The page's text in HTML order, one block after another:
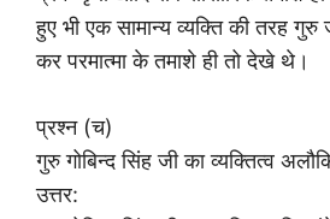
हुए भी एक सामान्य व्यक्ति की तरह
कर परमात्मा के तमाशे ही तो देखे थे।
प्रश्न (च)
गुरु गोबिन्द सिंह जी का व्यक्तित्व
उत्तर: